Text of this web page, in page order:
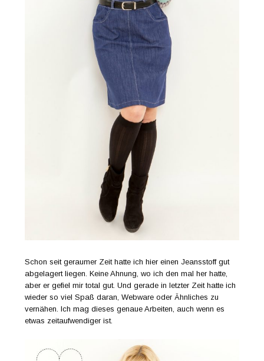
Schon seit geraumer Zeit hatte ich hier einen Jeansstoff gut
abgelagert liegen. Keine Ahnung, wo ich den mal her hatte,
aber er gefiel mir total gut. Und gerade in letzter Zeit hatte ich
wieder so viel Spaß daran, Webware oder Ähnliches zu
vernähen. Ich mag dieses genaue Arbeiten, auch wenn es
etwas zeitaufwendiger ist.